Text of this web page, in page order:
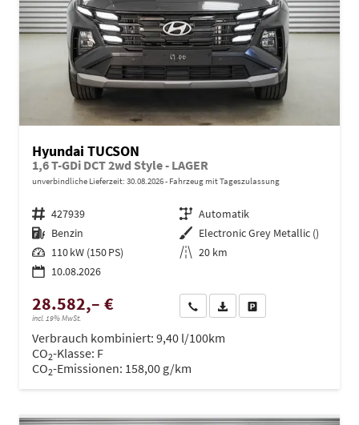
Hyundai TUCSON
1,6 T-GDi DCT 2wd Style - LAGER
unverbindliche Lieferzeit: 30.08.2026 Fahrzeug mit Tageszulassung
Fahrzeugnr. 427939 Getriebe Automatik
Kraftstoff Benzin Außenfarbe Electronic Grey Metallic ()
Leistung 110 kW (150 PS) Kilometerstand 20 km
10.08.2026
28.582,– €
incl. 19% MwSt.
Wir rufen Sie anPDF-Datei, Fahrzeugexposé
Verbrauch kombiniert: 9,40 l/100km
CO2-Klasse: F
CO2-Emissionen: 158,00 g/km